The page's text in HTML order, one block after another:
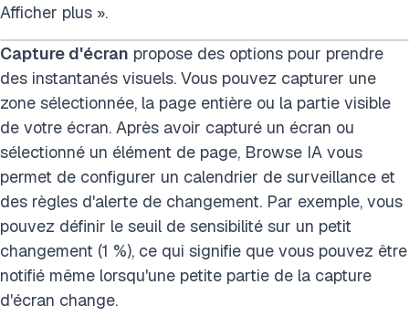
Afficher plus ».
Capture d'écran propose des options pour prendre
des instantanés visuels. Vous pouvez capturer une
zone sélectionnée, la page entière ou la partie visible
de votre écran. Après avoir capturé un écran ou
sélectionné un élément de page, Browse IA vous
permet de configurer un calendrier de surveillance et
des règles d'alerte de changement. Par exemple, vous
pouvez définir le seuil de sensibilité sur un petit
changement (1 %), ce qui signifie que vous pouvez être
notifié même lorsqu'une petite partie de la capture
d'écran change.